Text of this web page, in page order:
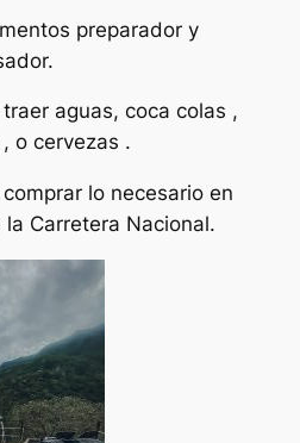
preparador y
aguas, coca colas ,
o cervezas .
lo necesario en
Carretera Nacional.